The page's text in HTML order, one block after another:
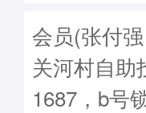
会员(张付
关河村自助
1687，b号